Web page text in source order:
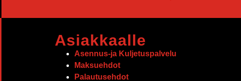
Asiakkaalle
Asennus-ja Kuljetuspalvelu
Maksuehdot
Palautusehdot